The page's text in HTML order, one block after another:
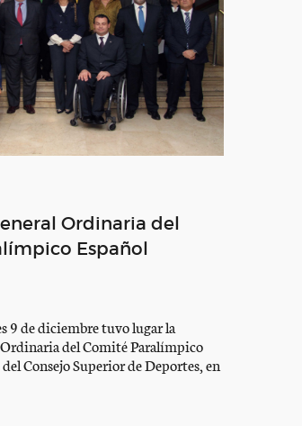
Ordinaria del
Español
9 de diciembre tuvo lugar la
Ordinaria del Comité Paralímpico
del Consejo Superior de Deportes, en
de las 22 Federaciones